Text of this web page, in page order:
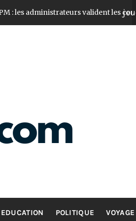
valident les comptes et
EDUCATION POLITIQUE VOYAGE